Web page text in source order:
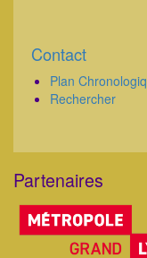
Corps
Contact
Plan
Rechercher
Partenaires
Corps